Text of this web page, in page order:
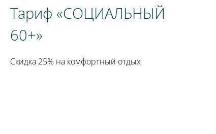
Тариф «СОЦИАЛЬНЫЙ
60+»
Скидка 25% на комфортный отдых